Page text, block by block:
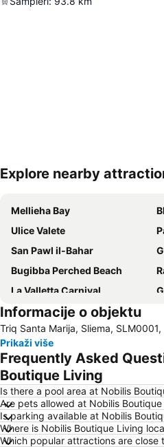
Explore nearby
Mellieha Bay
Ulice Valete
San Pawl il-Bahar
Bugibba Perched Beach
La Valletta Carnival
Valletta and Floriana Fortifications
Malta International Airport
Ghajn Tuffieha
Informacije o objektu
Triq Santa Marija, Sliema, SLM0001,
Prikaži više
Frequently Asked
Boutique Living
Is there a pool area at Nobilis
Are pets allowed at Nobilis
Is parking available at Nobilis
Where is Nobilis Boutique Living
Which popular attractions are close